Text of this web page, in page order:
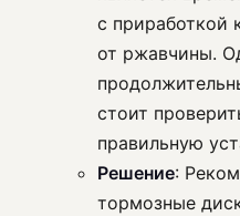
с приработкой
от ржавчины.
стоит
правильную
Решение:
тормозные